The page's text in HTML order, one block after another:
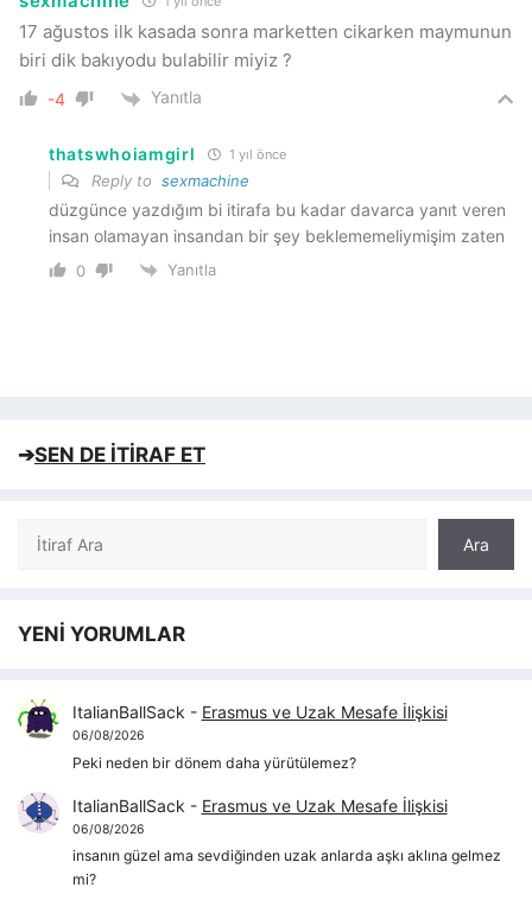
17 ağustos ilk kasada sonra marketten cikarken maymunun
biri dik bakıyodu bulabilir miyiz ?
-4 Yanıtla
thatswhoiamgirl 1 yıl önce
Reply to sexmachine
düzgünce yazdığım bi itirafa bu kadar davarca yanıt veren
insan olamayan insandan bir şey beklememeliymişim zaten
0 Yanıtla
➔SEN DE İTİRAF ET
Ara
Ara
YENİ YORUMLAR
ItalianBallSack - Erasmus ve Uzak Mesafe İlişkisi
06/08/2026
Peki neden bir dönem daha yürütülemez?
ItalianBallSack - Erasmus ve Uzak Mesafe İlişkisi
06/08/2026
insanın güzel ama sevdiğinden uzak anlarda aşkı aklına gelmez
mi?